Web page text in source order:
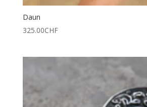
Daun
325.00CHF